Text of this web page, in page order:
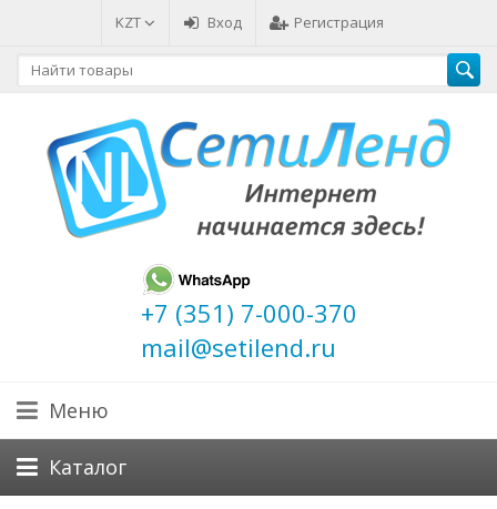
KZT Вход Регистрация
+7 (351) 7-000-370
mail@setilend.ru
Меню
Каталог